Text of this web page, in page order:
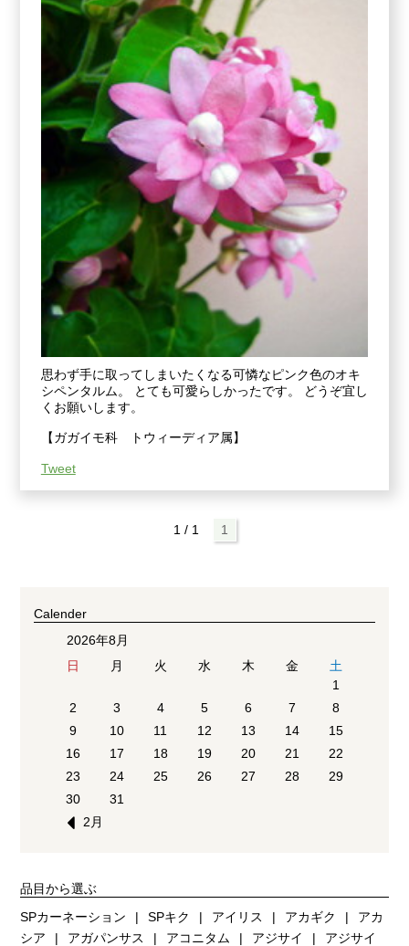
思わず手に取ってしまいたくなる可憐なピンク色のオキ
シペンタルム。 とても可愛らしかったです。 どうぞ宜し
くお願いします。
【ガガイモ科 トウィーディア属】
Tweet
1 / 1 1
Calender
2026年8月
日
月 火 水 木 金 土
2月
1
2
3 4 5 6 7
8
9
10 11 12 13 14
15
16
17 18 19 20 21
22
23
24 25 26 27 28
29
30
31
品目から選ぶ
SPカーネーション
SPキク アイリス アカギク
アカ
シア
アガパンサス アコニタム アジサイ
アジサイ